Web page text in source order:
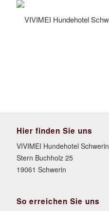
Hier finden Sie uns
VIVIMEI Hundehotel Schwerin
Stern Buchholz 25
19061 Schwerin
So erreichen Sie uns